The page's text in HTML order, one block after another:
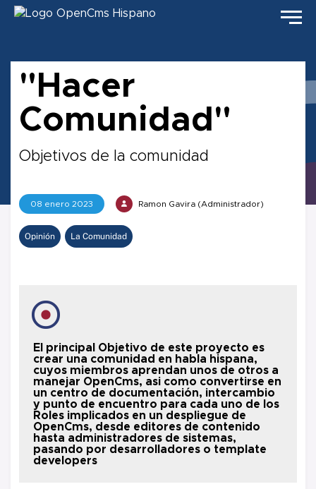
"Hacer
Comunidad"
Objetivos de la comunidad
08 enero 2023 Ramon Gavira (Administrador)
Opinión La Comunidad
El principal Objetivo de este proyecto es
crear una comunidad en habla hispana,
cuyos miembros aprendan unos de otros a
manejar OpenCms, asi como convertirse en
un centro de documentación, intercambio
y punto de encuentro para cada uno de los
Roles implicados en un despliegue de
OpenCms, desde editores de contenido
hasta administradores de sistemas,
pasando por desarrolladores o template
developers